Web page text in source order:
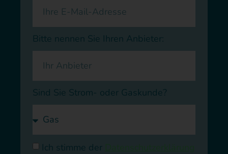
Bitte nennen Sie Ihren Anbieter:
Sind Sie Strom- oder Gaskunde?
Ich stimme der